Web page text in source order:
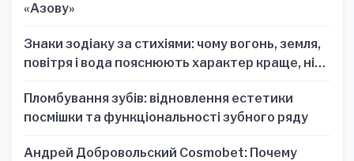
«Азову»
Знаки зодіаку за стихіями: чому вогонь, земля,
повітря і вода пояснюють характер краще, ніж
Пломбування зубів: відновлення естетики
посмішки та функціональності зубного ряду
Андрей Добровольский Cosmobet: Почему